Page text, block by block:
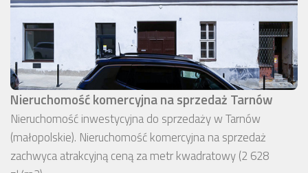
Nieruchomość komercyjna na sprzedaż Tarnów
Nieruchomość inwestycyjna do sprzedaży w Tarnów
(małopolskie). Nieruchomość komercyjna na sprzedaż
zachwyca atrakcyjną ceną za metr kwadratowy (2 628